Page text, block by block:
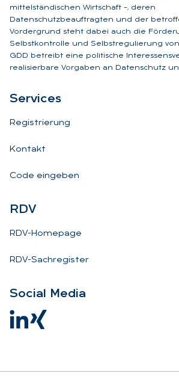
mittelständischen Wirtschaft –, deren
Datenschutzbeauftragten und der
Vordergrund steht dabei auch die
Selbstkontrolle und Selbstregulierung
GDD betreibt eine politische
realisierbare Vorgaben an Datenschutz
Ser­vices
Registrierung
Kontakt
Code eingeben
RDV
RDV-Homepage
RDV-Sachregister
So­ci­al Me­dia